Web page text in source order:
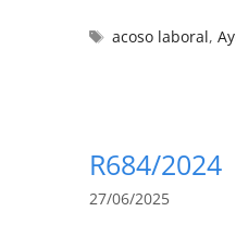
acoso laboral,
R684/2024
27/06/2025